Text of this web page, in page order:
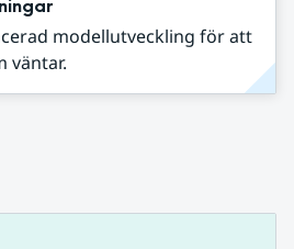
modellutveckling för att
väntar.